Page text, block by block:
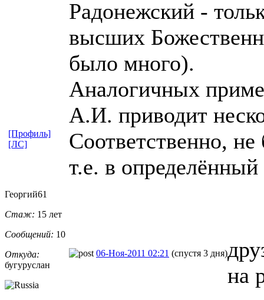
Радонежский -
высших
было много).
Аналогичных
А.И. приводит
Соответственно,
т.е. в определённый
[Профиль]
[ЛС]
Георгий61
Стаж: 15 лет
Сообщений: 10
Откуда:
бугуруслан
06-Ноя-2011 02:21 (спустя 3 дня)
на